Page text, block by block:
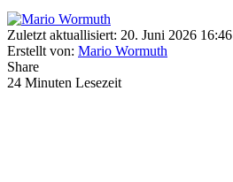
Zuletzt aktuallisiert: 20. Juni 2026 16:46
Erstellt von: Mario Wormuth
Share
24 Minuten Lesezeit